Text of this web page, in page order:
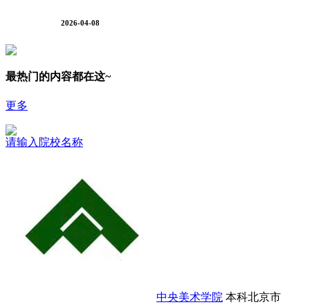
2026-04-08
最热门的内容都在这~
更多
请输入院校名称
中央美术学院 本科北京市